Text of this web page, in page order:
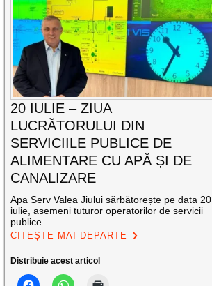
20 IULIE – ZIUA
LUCRĂTORULUI DIN
SERVICIILE PUBLICE DE
ALIMENTARE CU APĂ ȘI DE
CANALIZARE
Apa Serv Valea Jiului sărbătorește pe data 20
iulie, asemeni tuturor operatorilor de servicii
publice
CITEȘTE MAI DEPARTE
Distribuie acest articol